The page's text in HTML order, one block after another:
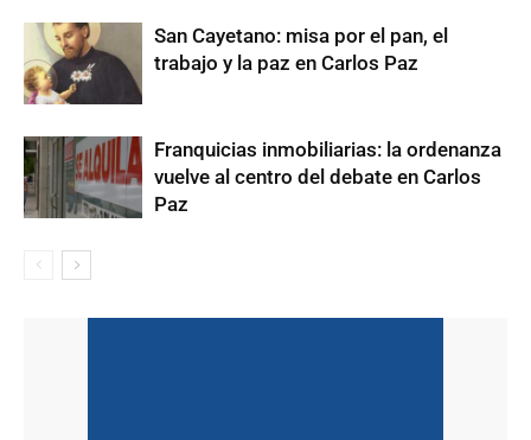
San Cayetano: misa por el pan, el
trabajo y la paz en Carlos Paz
Franquicias inmobiliarias: la ordenanza
vuelve al centro del debate en Carlos
Paz